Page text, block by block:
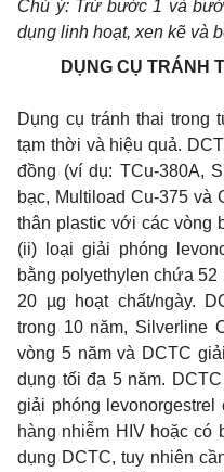
Chú ý: Trừ bước 1 và
dụng linh hoạt, xen kẽ và
DỤNG CỤ TRÁNH
Dụng cụ tránh thai trong
tạm thời và hiệu quả.
đồng (ví dụ: TCu-380A,
bạc, Multiload Cu-375
thân plastic với các vòng
(ii) loại giải phóng
bằng polyethylen chứa
20 µg hoạt chất/ngày.
trong 10 năm, Silverline
vòng 5 năm và DCTC
dụng tối đa 5 năm.
giải phóng
hàng nhiễm HIV hoặc có
dụng DCTC, tuy nhiên